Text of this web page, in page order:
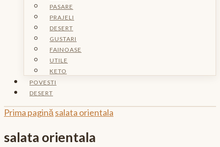
PASARE
PRAJELI
DESERT
GUSTARI
FAINOASE
UTILE
KETO
POVESTI
DESERT
Prima pagină salata orientala
salata orientala